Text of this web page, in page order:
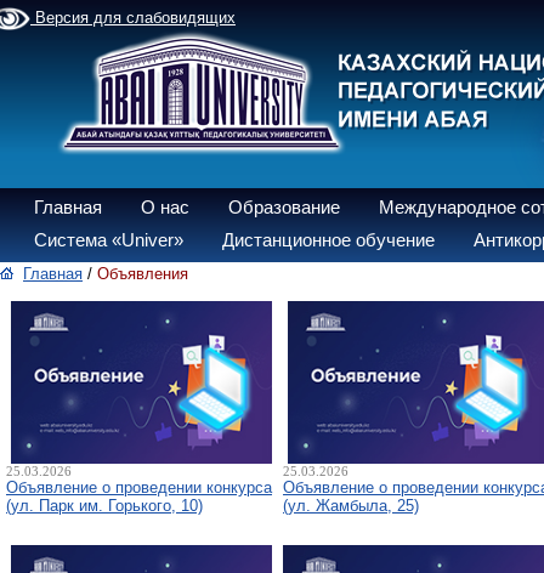
Версия для слабовидящих
Главная О нас Образование
Международное
Система «Univer»
Дистанционное обучение
Главная / Объявления
25.03.2026
Объявление о проведении конкурса
(ул. Парк им. Горького, 10)
25.03.2026
Объявление о проведении
(ул. Жамбыла, 25)